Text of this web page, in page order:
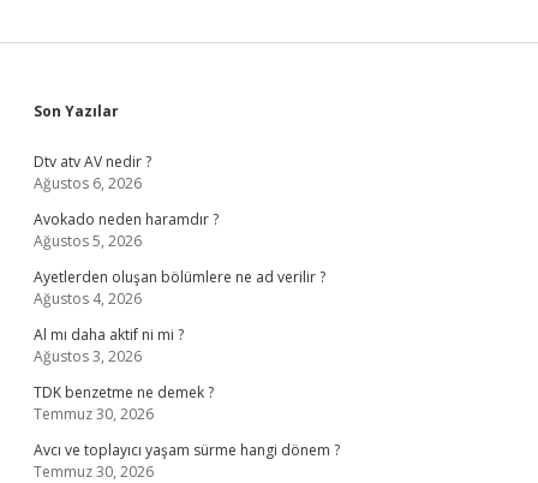
Sidebar
Son Yazılar
Dtv atv AV nedir ?
Ağustos 6, 2026
Avokado neden haramdır ?
Ağustos 5, 2026
Ayetlerden oluşan bölümlere ne ad verilir ?
Ağustos 4, 2026
Al mı daha aktif ni mi ?
Ağustos 3, 2026
TDK benzetme ne demek ?
Temmuz 30, 2026
Avcı ve toplayıcı yaşam sürme hangi dönem ?
Temmuz 30, 2026